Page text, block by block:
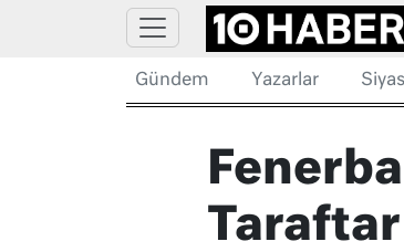
Gündem Yazarlar